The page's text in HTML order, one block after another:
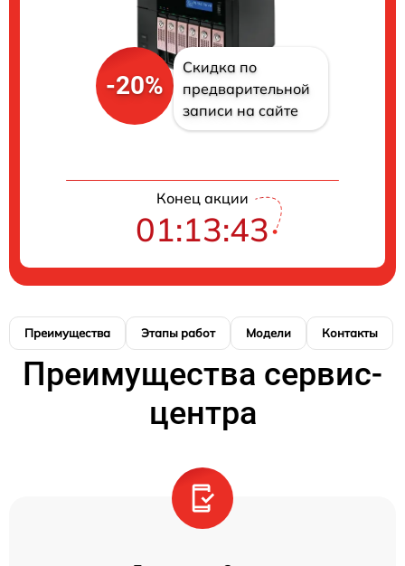
-20%
Скидка по
предварительной
записи на сайте
Конец акции
01:13:43
Преимущества Этапы работ Модели Контакты
Преимущества сервис-
центра